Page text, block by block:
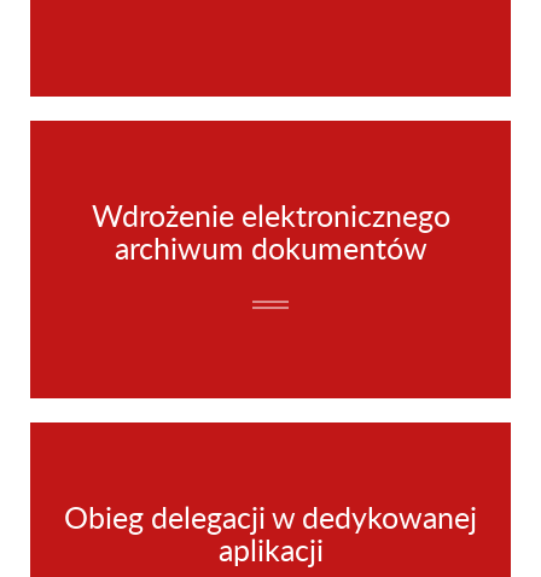
Wdrożenie elektronicznego
archiwum dokumentów
Obieg delegacji w dedykowanej
aplikacji